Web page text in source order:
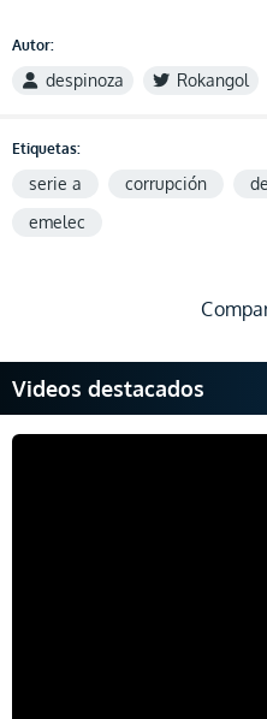
Autor:
despinoza Rokangol
Etiquetas:
serie a corrupción
emelec
Videos destacados